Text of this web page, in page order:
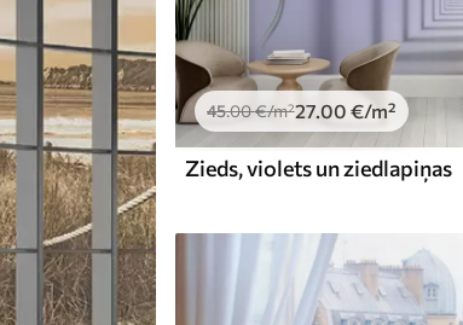
45.00€/m²27.00 €/m²
Zieds, violets un ziedlapiņas